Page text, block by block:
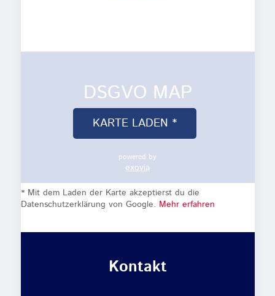
DSGVO MAP
KARTE LADEN *
powered by
exovia
* Mit dem Laden der Karte akzeptierst du die
Datenschutzerklärung von Google. Mehr erfahren
Kontakt